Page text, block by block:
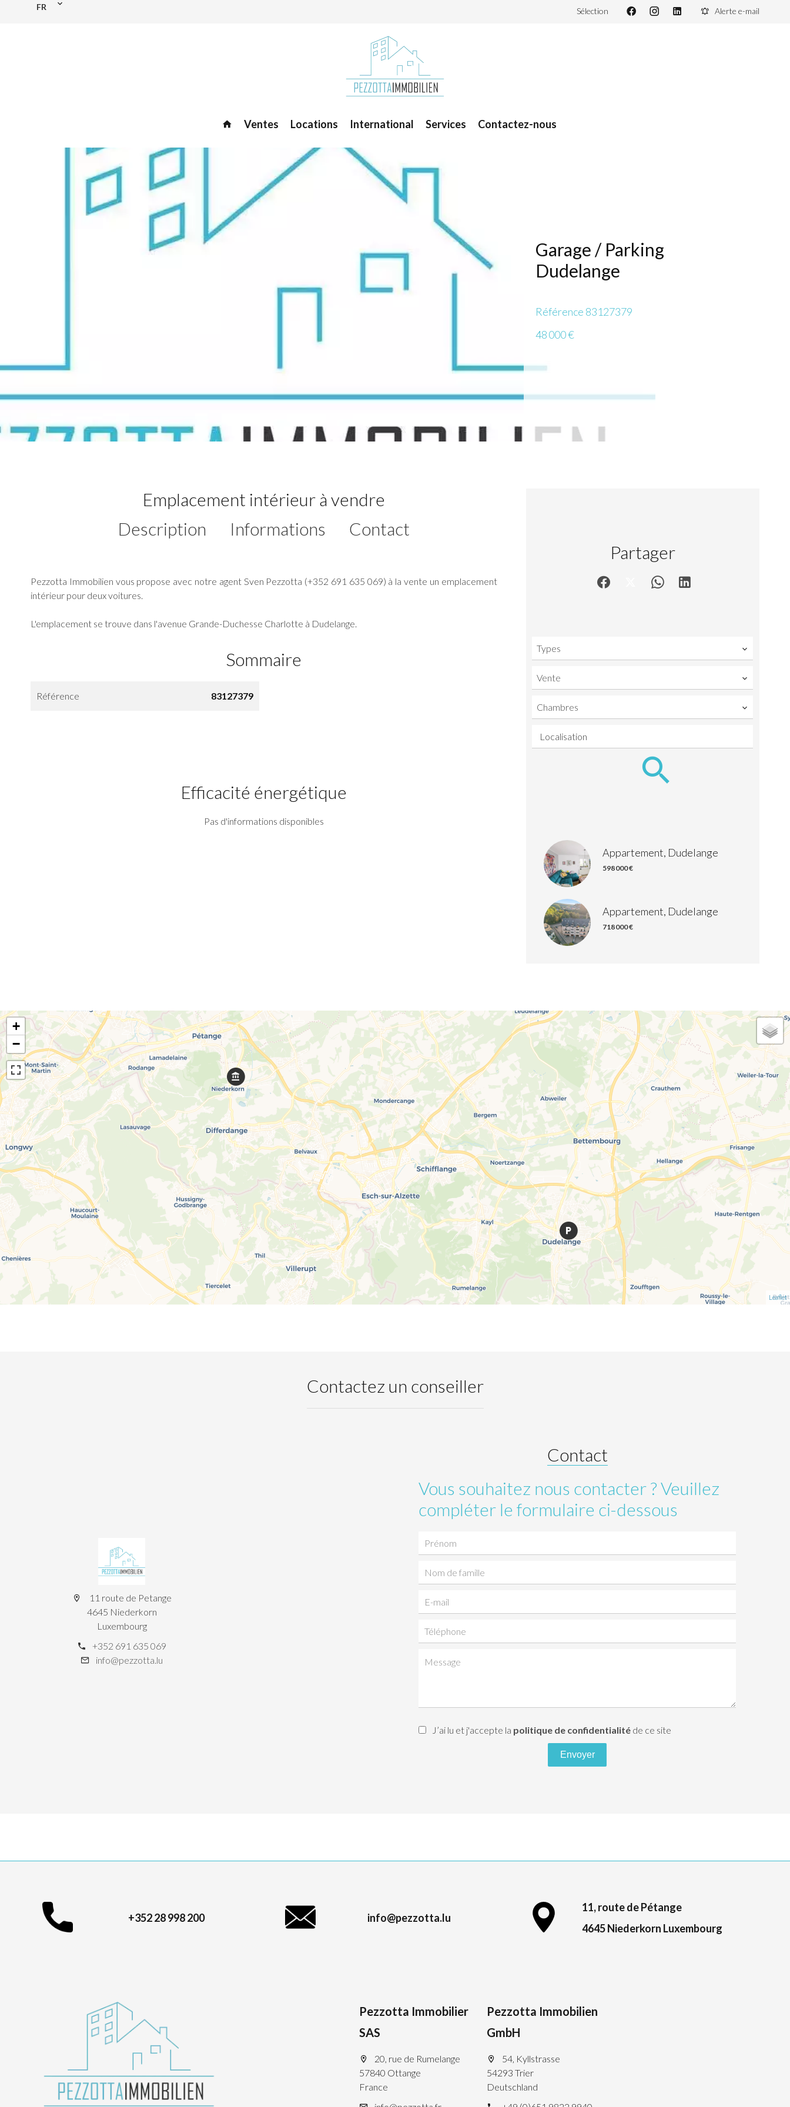
FR Sélection Alerte e-mail
Ventes Locations International Services Contactez-nous
Garage / Parking
Dudelange
Référence 83127379
48 000 €
Emplacement intérieur à vendre
Description
Informations Contact
Pezzotta Immobilien vous propose avec notre agent Sven Pezzotta (+352 691 635 069) à la vente un emplacement
intérieur pour deux voitures.
L'emplacement se trouve dans l'avenue Grande-Duchesse Charlotte à Dudelange.
Sommaire
Référence 83127379
Efficacité énergétique
Pas d'informations disponibles
Partager
Types
Vente
Chambres
Localisation
Appartement, Dudelange
598 000 €
Appartement, Dudelange
718 000 €
+
−
Leaflet
Contactez un conseiller
11 route de Petange
4645 Niederkorn
Luxembourg
+352 691 635 069
info@pezzotta.lu
Vous souhaitez nous contacter ? Veuillez
compléter le formulaire ci-dessous
Contact
J’ai lu et j'accepte la politique de confidentialité de ce site
Envoyer
+352 28 998 200 info@pezzotta.lu
11, route de Pétange
4645 Niederkorn Luxembourg
Pezzotta Immobilier
SAS
20, rue de Rumelange
57840 Ottange
France
Pezzotta Immobilien
GmbH
54, Kyllstrasse
54293 Trier
Deutschland